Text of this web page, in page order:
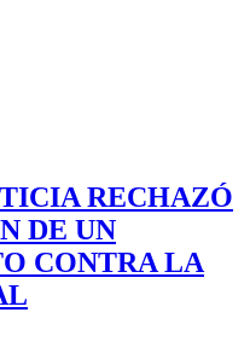
RECHAZÓ
DE UN
CONTRA LA